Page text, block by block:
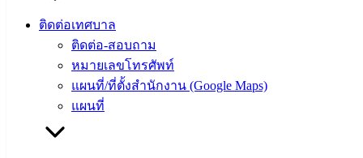
ติดต่อเทศบาล
ติดต่อ-สอบถาม
หมายเลขโทรศัพท์
แผนที่/ที่ตั้งสำนักงาน (Google Maps)
แผนที่